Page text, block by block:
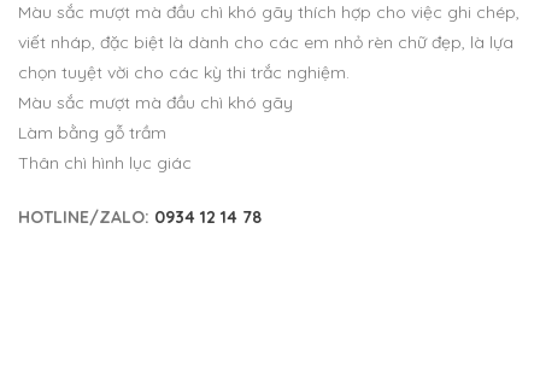
Màu sắc mượt mà đầu chì khó gãy thích hợp cho việc ghi chép,
viết nháp, đặc biệt là dành cho các em nhỏ rèn chữ đẹp, là lựa
chọn tuyệt vời cho các kỳ thi trắc nghiệm.
Màu sắc mượt mà đầu chì khó gãy
Làm bằng gỗ trầm
Thân chì hình lục giác
HOTLINE/ZALO: 0934 12 14 78